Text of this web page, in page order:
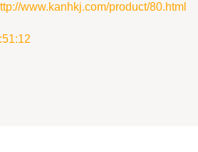
www.kanhkj.com/product/80.html